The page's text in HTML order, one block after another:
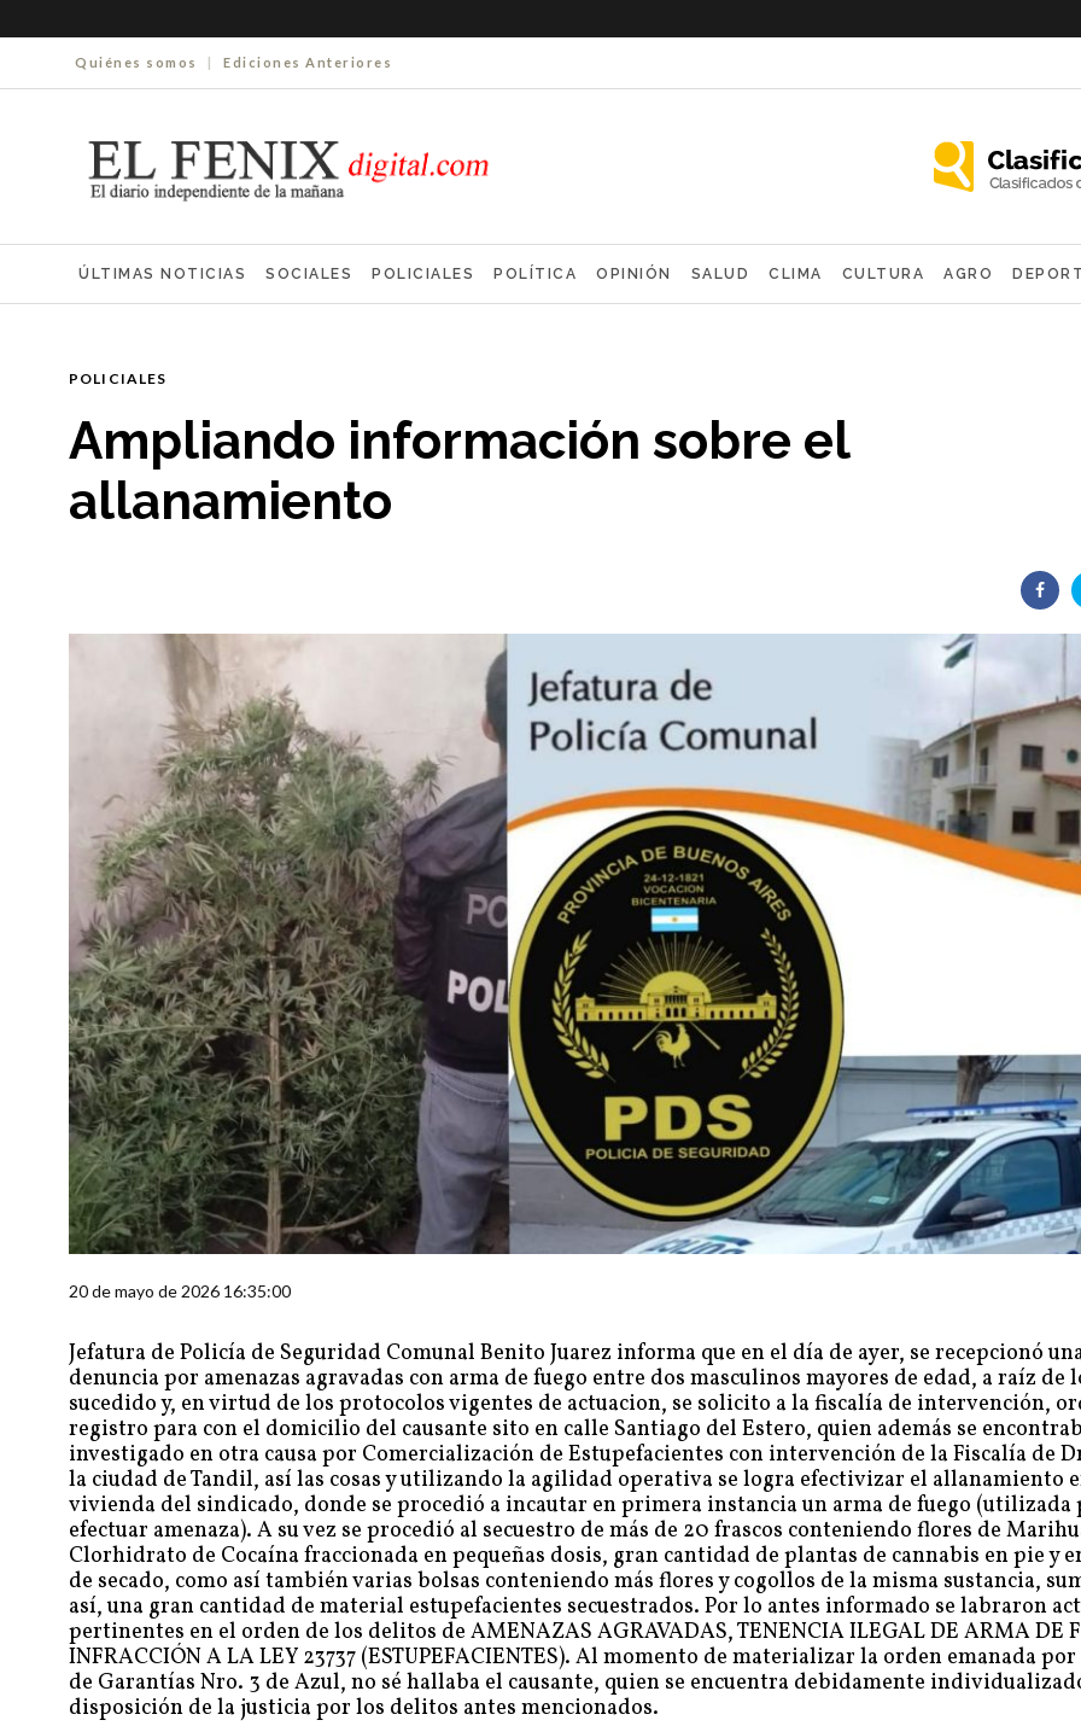
Quiénes somos | Ediciones Anteriores
ÚLTIMAS NOTICIAS SOCIALES POLICIALES POLÍTICA OPINIÓN SALUD CLIMA CULTURA AGRO
POLICIALES
Ampliando información sobre el
allanamiento
20 de mayo de 2026 16:35:00
Jefatura de Policía de Seguridad Comunal Benito Juarez informa que en el día de ayer, se recepcionó
denuncia por amenazas agravadas con arma de fuego entre dos masculinos mayores de edad, a raíz de
sucedido y, en virtud de los protocolos vigentes de actuacion, se solicito a la fiscalía de intervención,
registro para con el domicilio del causante sito en calle Santiago del Estero, quien además se
investigado en otra causa por Comercialización de Estupefacientes con intervención de la Fiscalía de
la ciudad de Tandil, así las cosas y utilizando la agilidad operativa se logra efectivizar el allanamiento
vivienda del sindicado, donde se procedió a incautar en primera instancia un arma de fuego (utilizada
efectuar amenaza). A su vez se procedió al secuestro de más de 20 frascos conteniendo flores de
Clorhidrato de Cocaína fraccionada en pequeñas dosis, gran cantidad de plantas de cannabis en pie y
de secado, como así también varias bolsas conteniendo más flores y cogollos de la misma sustancia,
así, una gran cantidad de material estupefacientes secuestrados. Por lo antes informado se labraron
pertinentes en el orden de los delitos de AMENAZAS AGRAVADAS, TENENCIA ILEGAL DE ARMA DE
INFRACCIÓN A LA LEY 23737 (ESTUPEFACIENTES). Al momento de materializar la orden emanada por
de Garantías Nro. 3 de Azul, no sé hallaba el causante, quien se encuentra debidamente
disposición de la justicia por los delitos antes mencionados.